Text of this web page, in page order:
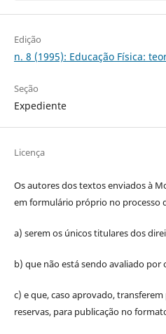
Edição
n. 8 (1995): Educação Física:
Seção
Expediente
Licença
Os autores dos textos enviados à
em formulário próprio no processo
a) serem os únicos titulares dos
b) que não está sendo avaliado
c) e que, caso aprovado,
reservas, para publicação no